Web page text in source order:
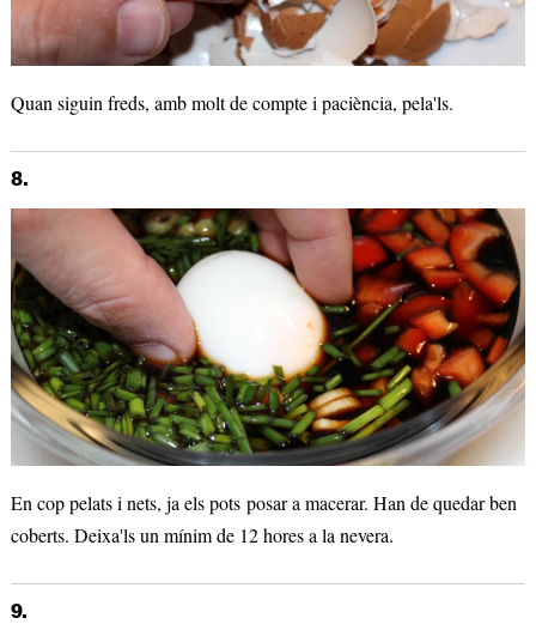
Quan siguin freds, amb molt de compte i paciència, pela'ls.
8.
En cop pelats i nets, ja els pots posar a macerar. Han de quedar ben
coberts. Deixa'ls un mínim de 12 hores a la nevera.
9.